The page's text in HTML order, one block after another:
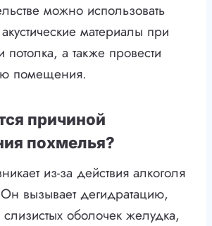
можно использовать
материалы при
потолка, а также провести
помещения.
причиной
похмелья?
из-за действия алкоголя
вызывает дегидратацию,
оболочек желудка,